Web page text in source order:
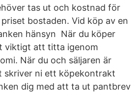
tas ut och kostnad för
bostaden. Vid köp av en
hänsyn När du köper
viktigt att titta igenom
När du och säljaren är
skriver ni ett köpekontrakt
dig med att ta ut pantbrev